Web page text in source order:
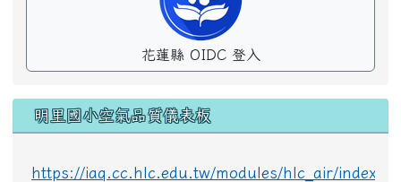
花蓮縣 OIDC 登入
明里國小空氣品質儀表板
https://iaq.cc.hlc.edu.tw/modules/hlc_air/